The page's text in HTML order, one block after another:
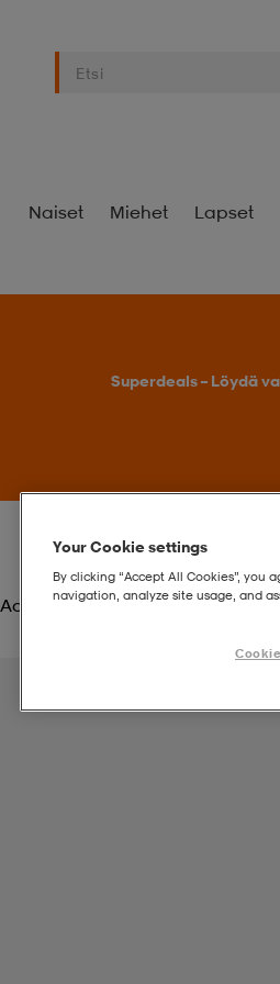
Naiset Miehet Lapset
Superdeals – Löydä
Pnt
Your Cookie settings
By clicking “Accept All Cookies”, you
navigation, analyze site usage, and